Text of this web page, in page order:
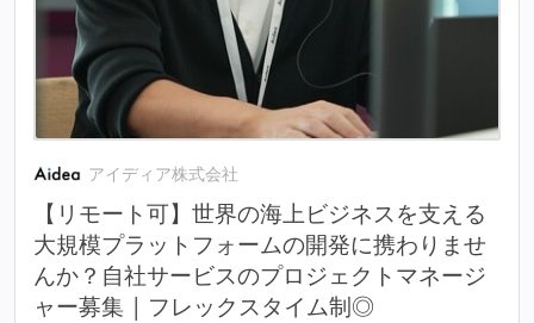
アイディア株式会社
【リモート可】世界の海上ビジネスを支える
大規模プラットフォームの開発に携わりませ
んか？自社サービスのプロジェクトマネージ
ャー募集 | フレックスタイム制◎